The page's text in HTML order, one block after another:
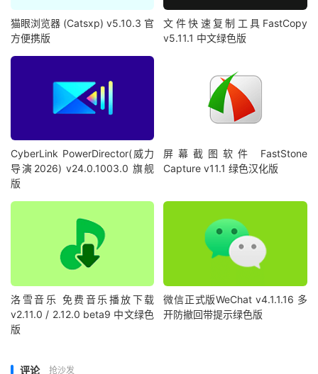
猫眼浏览器 (Catsxp) v5.10.3 官
方便携版
文件快速复制工具FastCopy
v5.11.1 中文绿色版
CyberLink PowerDirector(威力
导演2026) v24.0.1003.0 旗舰
版
屏幕截图软件 FastStone
Capture v11.1 绿色汉化版
洛雪音乐 免费音乐播放下载
v2.11.0 / 2.12.0 beta9 中文绿色
版
微信正式版WeChat v4.1.1.16 多
开防撤回带提示绿色版
评论 抢沙发